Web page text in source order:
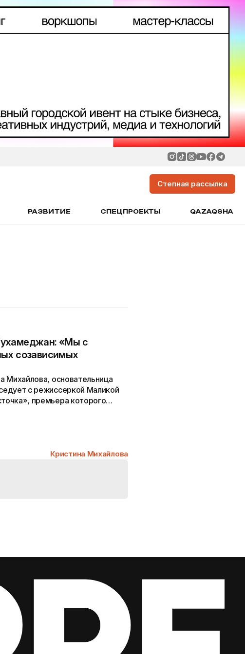
Степная рассылка
РАЗВИТИЕ СПЕЦПРОЕКТЫ QAZAQSHA
«Мы с
созависимых
Михайлова, основательница
с режиссеркой Маликой
премьера которого
Кристина Михайлова